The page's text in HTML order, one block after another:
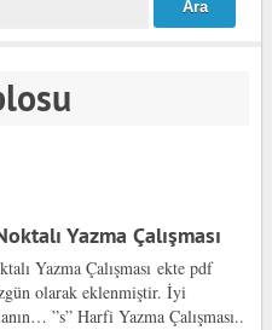
Yazma Çalışması
Yazma Çalışması ekte pdf
olarak eklenmiştir. İyi
”s” Harfi Yazma Çalışması..